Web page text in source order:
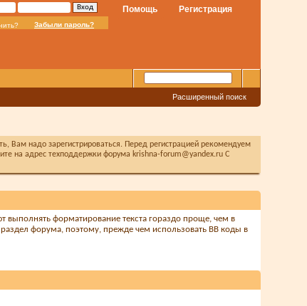
Регистрация
Помощь
Забыли пароль?
Расширенный поиск
Вам надо зарегистрироваться. Перед регистрацией рекомендуем
на адрес техподдержки форума krishna-forum@yandex.ru С
выполнять форматирование текста гораздо проще, чем в
форума, поэтому, прежде чем использовать BB коды в